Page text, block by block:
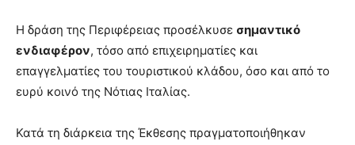
Η δράση της Περιφέρειας προσέλκυσε σημαντικό
ενδιαφέρον, τόσο από επιχειρηματίες και
επαγγελματίες του τουριστικού κλάδου, όσο και από το
ευρύ κοινό της Νότιας Ιταλίας.
Κατά τη διάρκεια της Έκθεσης πραγματοποιήθηκαν